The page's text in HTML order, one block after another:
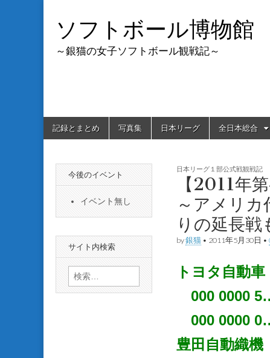
ソフトボール博物館
～銀猫の女子ソフトボール観戦記～
Main
menu
Skip
記録とまとめ 写真集 日本リーグ 全日本総合
日本リーグ１部公式戦観戦記
【2011年
～アメリ
りの延長戦
by銀猫• 2011年5月30日 •
トヨタ自動車
000 0000
000 0000
豊田自動織機
今後のイベント
イベント無し
サイト内検索
検
索: